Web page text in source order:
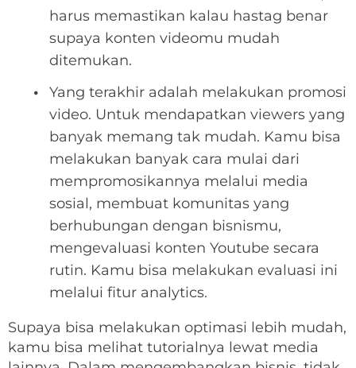
harus memastikan kalau hastag benar
supaya konten videomu mudah
ditemukan.
Yang terakhir adalah melakukan promosi
video. Untuk mendapatkan viewers yang
banyak memang tak mudah. Kamu bisa
melakukan banyak cara mulai dari
mempromosikannya melalui media
sosial, membuat komunitas yang
berhubungan dengan bisnismu,
mengevaluasi konten Youtube secara
rutin. Kamu bisa melakukan evaluasi ini
melalui fitur analytics.
Supaya bisa melakukan optimasi lebih mudah,
kamu bisa melihat tutorialnya lewat media